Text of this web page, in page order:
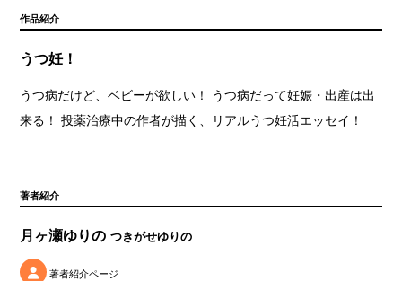
作品紹介
うつ妊！
うつ病だけど、ベビーが欲しい！ うつ病だって妊娠・出産は出
来る！ 投薬治療中の作者が描く、リアルうつ妊活エッセイ！
著者紹介
月ヶ瀬ゆりのつきがせゆりの
著者紹介ページ